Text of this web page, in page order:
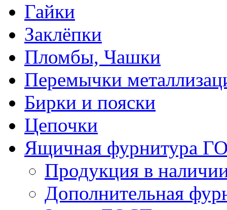
Гайки
Заклёпки
Пломбы, Чашки
Перемычки
Бирки и пояски
Цепочки
Ящичная фурнитура
Продукция в
Дополнительная